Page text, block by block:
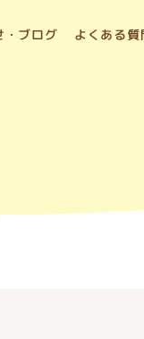
・ブログ よくある質